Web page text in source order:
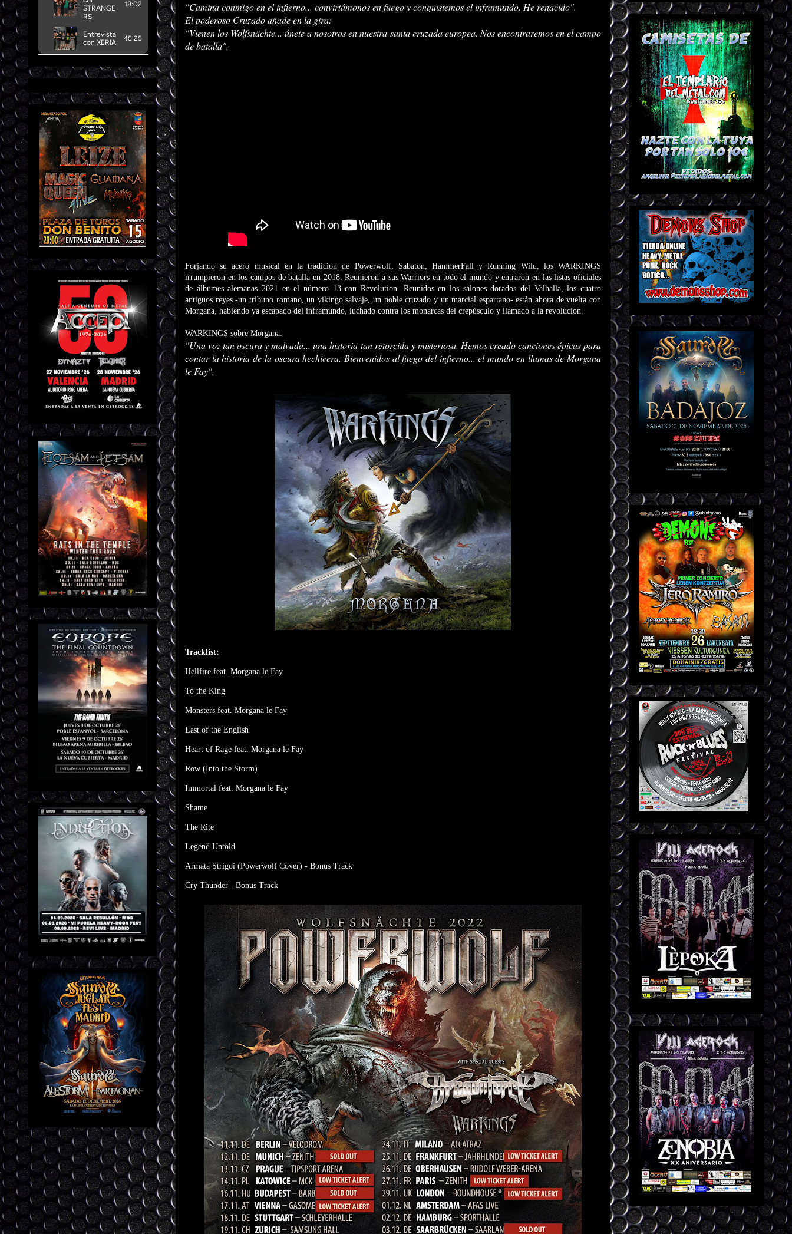
"Camina conmigo en el infierno... convirtámonos en fuego y conquistemos el inframundo. He renacido".
El poderoso Cruzado añade en la gira:
"Vienen los Wolfsnächte... únete a nosotros en nuestra santa cruzada europea. Nos encontraremos en el campo
de batalla".
Forjando su acero musical en la tradición de Powerwolf, Sabaton, HammerFall y Running Wild, los WARKINGS
irrumpieron en los campos de batalla en 2018. Reunieron a sus Warriors en todo el mundo y entraron en las listas oficiales
de álbumes alemanas 2021 en el número 13 con Revolution. Reunidos en los salones dorados del Valhalla, los cuatro
antiguos reyes -un tribuno romano, un vikingo salvaje, un noble cruzado y un marcial espartano- están ahora de vuelta con
Morgana, habiendo ya escapado del inframundo, luchado contra los monarcas del crepúsculo y llamado a la revolución.
WARKINGS sobre Morgana:
"Una voz tan oscura y malvada... una historia tan retorcida y misteriosa. Hemos creado canciones épicas para
contar la historia de la oscura hechicera. Bienvenidos al fuego del infierno... el mundo en llamas de Morgana
le Fay".
Tracklist:
Hellfire feat. Morgana le Fay
To the King
Monsters feat. Morgana le Fay
Last of the English
Heart of Rage feat. Morgana le Fay
Row (Into the Storm)
Immortal feat. Morgana le Fay
Shame
The Rite
Legend Untold
Armata Strigoi (Powerwolf Cover) - Bonus Track
Cry Thunder - Bonus Track